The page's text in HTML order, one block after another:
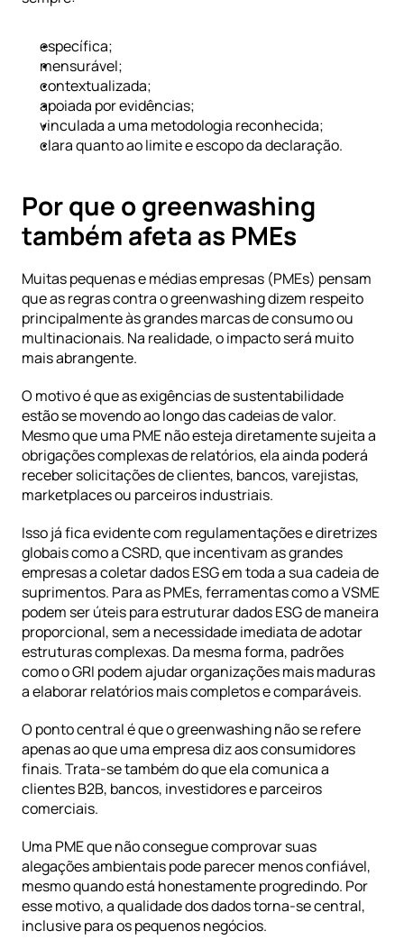
específica;
mensurável;
contextualizada;
apoiada por evidências;
vinculada a uma metodologia reconhecida;
clara quanto ao limite e escopo da declaração.
Por que o greenwashing
também afeta as PMEs
Muitas pequenas e médias empresas (PMEs) pensam
que as regras contra o greenwashing dizem respeito
principalmente às grandes marcas de consumo ou
multinacionais. Na realidade, o impacto será muito
mais abrangente.
O motivo é que as exigências de sustentabilidade
estão se movendo ao longo das cadeias de valor.
Mesmo que uma PME não esteja diretamente sujeita a
obrigações complexas de relatórios, ela ainda poderá
receber solicitações de clientes, bancos, varejistas,
marketplaces ou parceiros industriais.
Isso já fica evidente com regulamentações e diretrizes
globais como a CSRD, que incentivam as grandes
empresas a coletar dados ESG em toda a sua cadeia de
suprimentos. Para as PMEs, ferramentas como a VSME
podem ser úteis para estruturar dados ESG de maneira
proporcional, sem a necessidade imediata de adotar
estruturas complexas. Da mesma forma, padrões
como o GRI podem ajudar organizações mais maduras
a elaborar relatórios mais completos e comparáveis.
O ponto central é que o greenwashing não se refere
apenas ao que uma empresa diz aos consumidores
finais. Trata-se também do que ela comunica a
clientes B2B, bancos, investidores e parceiros
comerciais.
Uma PME que não consegue comprovar suas
alegações ambientais pode parecer menos confiável,
mesmo quando está honestamente progredindo. Por
esse motivo, a qualidade dos dados torna-se central,
inclusive para os pequenos negócios.